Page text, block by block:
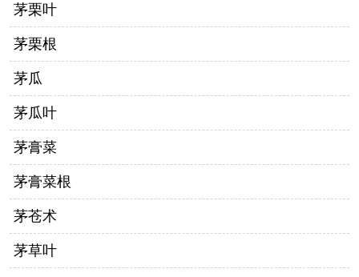
茅栗叶
茅栗根
茅瓜
茅瓜叶
茅膏菜
茅膏菜根
茅苍术
茅草叶